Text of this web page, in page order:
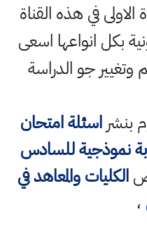
في هذه القناة
بكل انواعها اسعى
جو الدراسة
بنشراسئلة امتحان
نموذجية للسادس
الكليات والمعاهد في
،